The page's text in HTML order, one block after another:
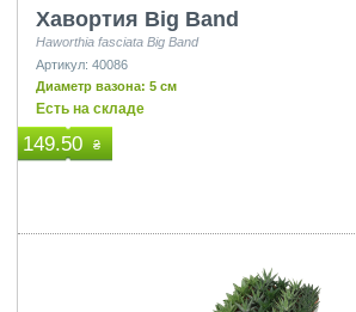
Хавортия Big Band
Haworthia fasciata Big Band
Артикул: 40086
Диаметр вазона: 5 см
Есть на складе
149.50 ₴